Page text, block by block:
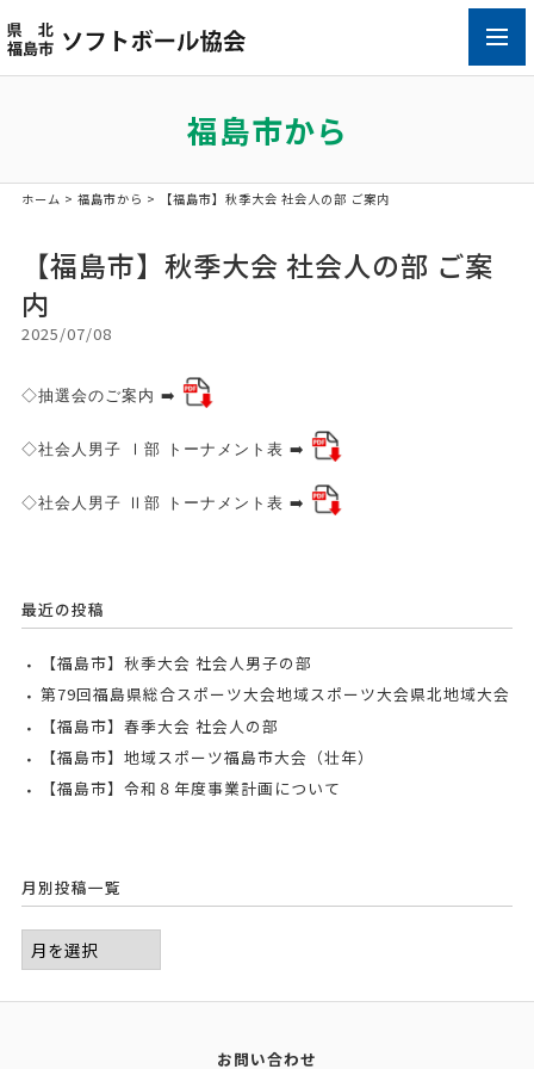
福島市から
ホーム > 福島市から > 【福島市】秋季大会 社会人の部 ご案内
【福島市】秋季大会 社会人の部 ご案
内
2025/07/08
◇抽選会のご案内 ➡️
◇社会人男子 Ⅰ部 トーナメント表 ➡️
◇社会人男子 Ⅱ部 トーナメント表 ➡️
最近の投稿
【福島市】秋季大会 社会人男子の部
第79回福島県総合スポーツ大会地域スポーツ大会県北地域大会
【福島市】春季大会 社会人の部
【福島市】地域スポーツ福島市大会（壮年）
【福島市】令和８年度事業計画について
月別投稿一覧
お問い合わせ